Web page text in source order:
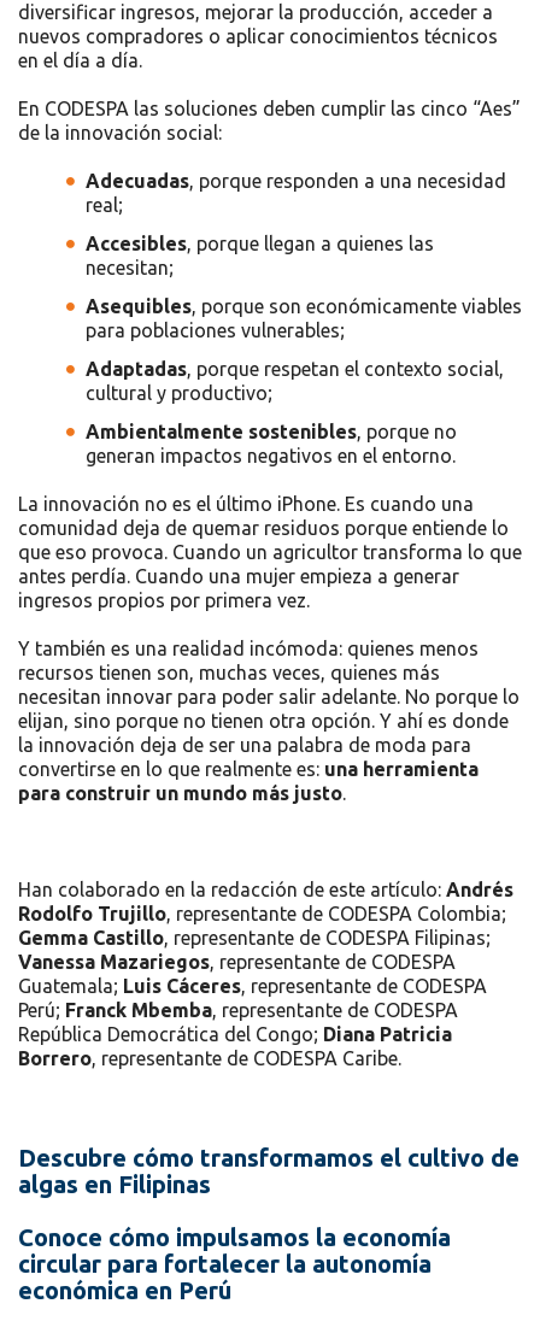
diversificar ingresos, mejorar la producción, acceder a
nuevos compradores o aplicar conocimientos técnicos
en el día a día.
En CODESPA las soluciones deben cumplir las cinco “Aes”
de la innovación social:
Adecuadas, porque responden a una necesidad
real;
Accesibles, porque llegan a quienes las
necesitan;
Asequibles, porque son económicamente viables
para poblaciones vulnerables;
Adaptadas, porque respetan el contexto social,
cultural y productivo;
Ambientalmente sostenibles, porque no
generan impactos negativos en el entorno.
La innovación no es el último iPhone. Es cuando una
comunidad deja de quemar residuos porque entiende lo
que eso provoca. Cuando un agricultor transforma lo que
antes perdía. Cuando una mujer empieza a generar
ingresos propios por primera vez.
Y también es una realidad incómoda: quienes menos
recursos tienen son, muchas veces, quienes más
necesitan innovar para poder salir adelante. No porque lo
elijan, sino porque no tienen otra opción. Y ahí es donde
la innovación deja de ser una palabra de moda para
convertirse en lo que realmente es: una herramienta
para construir un mundo más justo.
Han colaborado en la redacción de este artículo: Andrés
Rodolfo Trujillo, representante de CODESPA Colombia;
Gemma Castillo, representante de CODESPA Filipinas;
Vanessa Mazariegos, representante de CODESPA
Guatemala; Luis Cáceres, representante de CODESPA
Perú; Franck Mbemba, representante de CODESPA
República Democrática del Congo; Diana Patricia
Borrero, representante de CODESPA Caribe.
Descubre cómo transformamos el cultivo de
algas en Filipinas
Conoce cómo impulsamos la economía
circular para fortalecer la autonomía
económica en Perú